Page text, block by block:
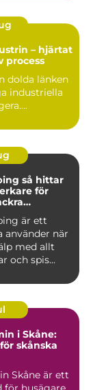
– hjärtat
process
dolda länken
industriella
för
är ett
använder när
med allt
och spis...
i Skåne:
skånska
Skåne är ett